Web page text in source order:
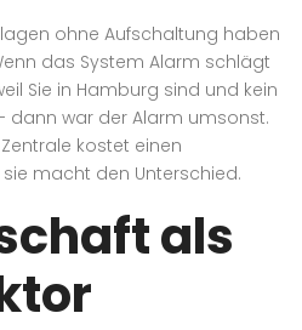
ohne Aufschaltung haben
das System Alarm schlägt
Sie in Hamburg sind und kein
dann war der Alarm umsonst.
kostet einen
macht den Unterschied.
als